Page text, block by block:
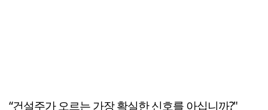
“건설주가 오르는 가장 확실한 신호를 아십니까?"